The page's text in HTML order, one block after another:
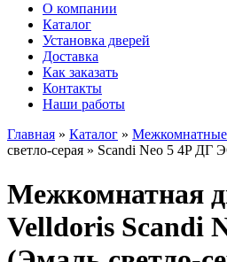
О компании
Каталог
Установка дверей
Доставка
Как заказать
Контакты
Наши работы
Главная » Каталог » Межкомнатные
светло-серая » Scandi Neo 5 4P ДГ
Межкомнатная
Velldoris Scandi